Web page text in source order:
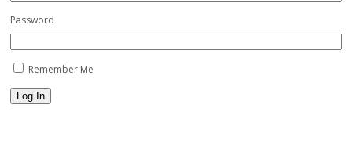
Password
Remember Me
Log In